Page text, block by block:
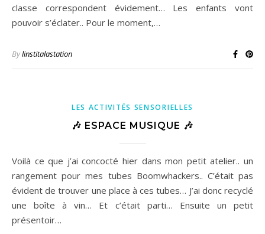
classe correspondent évidement… Les enfants vont
pouvoir s’éclater.. Pour le moment,…
Bylinstitalastation
LES ACTIVITÉS SENSORIELLES
🎶 ESPACE MUSIQUE 🎶
Voilà ce que j’ai concocté hier dans mon petit atelier.. un
rangement pour mes tubes Boomwhackers.. C’était pas
évident de trouver une place à ces tubes… J’ai donc recyclé
une boîte à vin… Et c’était parti… Ensuite un petit
présentoir…